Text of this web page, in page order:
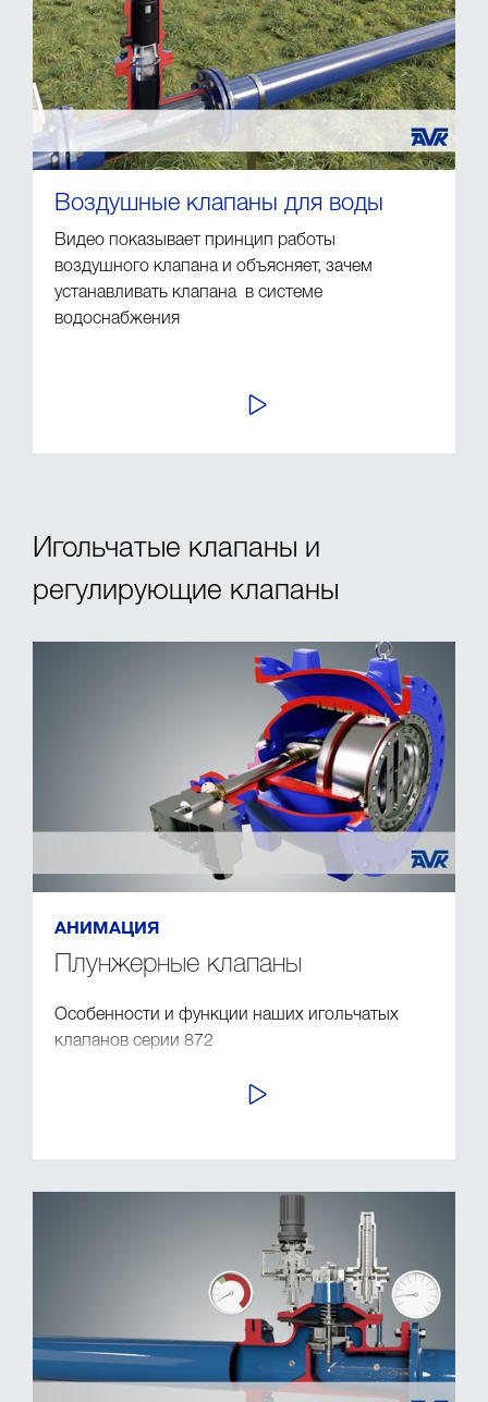
Воздушные клапаны для воды
Видео показывает принцип работы
воздушного клапана и объясняет, зачем
устанавливать клапана в системе
водоснабжения
ПРОСМОТР
Игольчатые клапаны и
регулирующие клапаны
АНИМАЦИЯ
Плунжерные клапаны
Особенности и функции наших игольчатых
клапанов серии 872
ПРОСМОТР